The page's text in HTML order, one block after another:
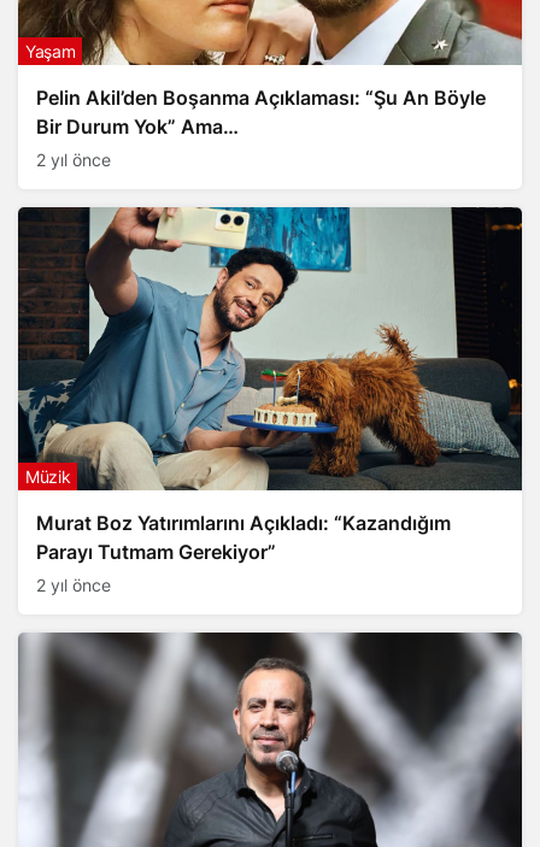
Pelin Akil’den Boşanma Açıklaması: “Şu An Böyle
Bir Durum Yok” Ama…
Yaşam
2 yıl önce
Murat Boz Yatırımlarını Açıkladı: “Kazandığım
Parayı Tutmam Gerekiyor”
Müzik
2 yıl önce